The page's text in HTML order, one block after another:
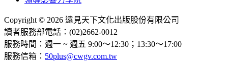
Copyright © 2026 遠見天下文化出版股份有限公司
讀者服務部電話：(02)2662-0012
服務時間：週一 ~ 週五 9:00～12:30；13:30～17:00
服務信箱： 50plus@cwgv.com.tw